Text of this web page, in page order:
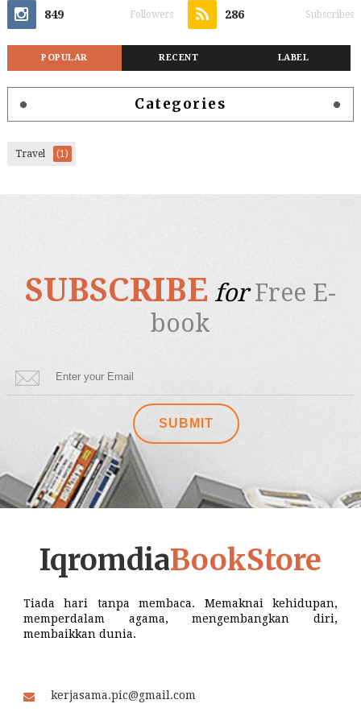
849 Followers 286 Subscribes
POPULAR RECENT LABEL
Categories
Travel (1)
SUBSCRIBE forFree E-
book
IqromdiaBookStore
Tiada hari tanpa membaca. Memaknai kehidupan,
memperdalam agama, mengembangkan diri,
membaikkan dunia.
kerjasama.pic@gmail.com